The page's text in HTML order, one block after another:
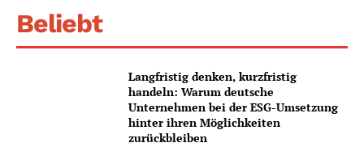
Beliebt
Langfristig denken, kurzfristig
handeln: Warum deutsche
Unternehmen bei der ESG-Umsetzung
hinter ihren Möglichkeiten
zurückbleiben